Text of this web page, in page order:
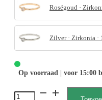
Roségoud ·
Zilver · Zirkonia ·
Op voorraad | voor 15:00
4065